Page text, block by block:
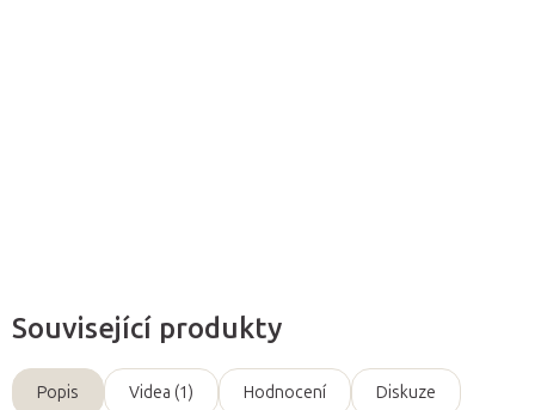
Související produkty
Popis Videa (1) Hodnocení Diskuze